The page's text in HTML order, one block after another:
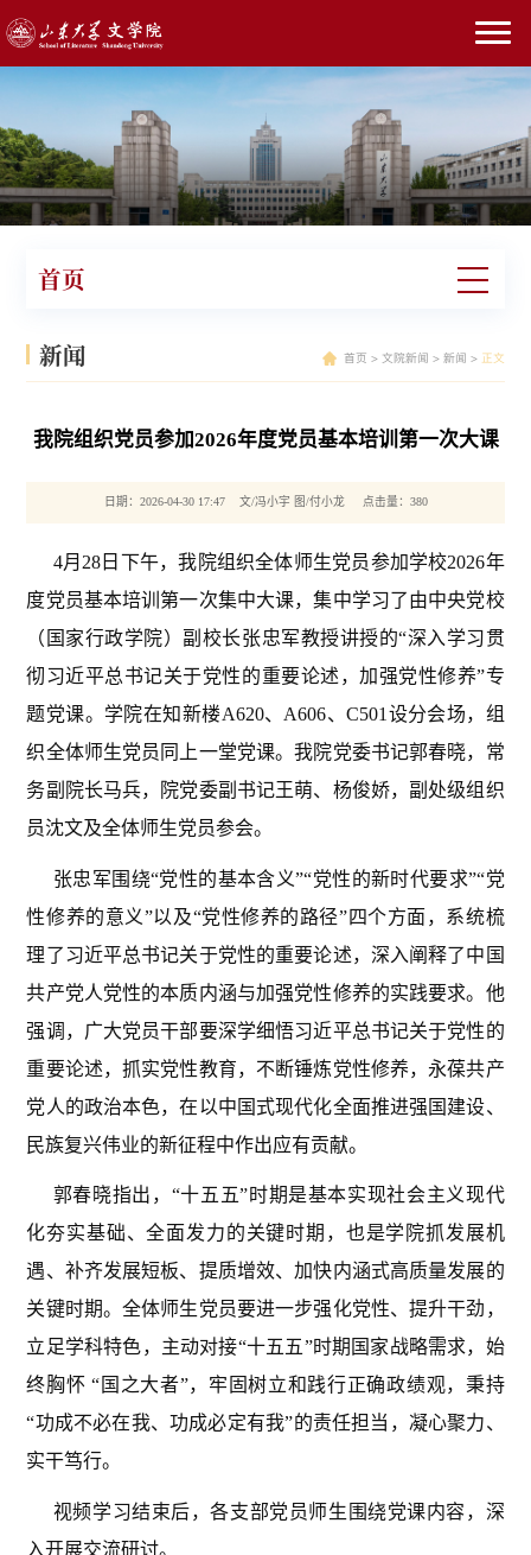
首页
新闻 首页 > 文院新闻 > 新闻 > 正文
我院组织党员参加2026年度党员基本培训第一次大课
日期：2026-04-30 17:47 文/冯小宇 图/付小龙 点击量： 380
4月28日下午，我院组织全体师生党员参加学校2026年
度党员基本培训第一次集中大课，集中学习了由中央党校
（国家行政学院）副校长张忠军教授讲授的“深入学习贯
彻习近平总书记关于党性的重要论述，加强党性修养”专
题党课。学院在知新楼A620、A606、C501设分会场，组
织全体师生党员同上一堂党课。我院党委书记郭春晓，常
务副院长马兵，院党委副书记王萌、杨俊娇，副处级组织
员沈文及全体师生党员参会。
张忠军围绕“党性的基本含义”“党性的新时代要求”“党
性修养的意义”以及“党性修养的路径”四个方面，系统梳
理了习近平总书记关于党性的重要论述，深入阐释了中国
共产党人党性的本质内涵与加强党性修养的实践要求。他
强调，广大党员干部要深学细悟习近平总书记关于党性的
重要论述，抓实党性教育，不断锤炼党性修养，永葆共产
党人的政治本色，在以中国式现代化全面推进强国建设、
民族复兴伟业的新征程中作出应有贡献。
郭春晓指出，“十五五”时期是基本实现社会主义现代
化夯实基础、全面发力的关键时期，也是学院抓发展机
遇、补齐发展短板、提质增效、加快内涵式高质量发展的
关键时期。全体师生党员要进一步强化党性、提升干劲，
立足学科特色，主动对接“十五五”时期国家战略需求，始
终胸怀 “国之大者”，牢固树立和践行正确政绩观，秉持
“功成不必在我、功成必定有我”的责任担当，凝心聚力、
实干笃行。
视频学习结束后，各支部党员师生围绕党课内容，深
入开展交流研讨。